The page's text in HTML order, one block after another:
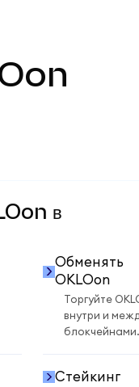
в
Обменять
OKLOon
Торгуйте
внутри и
блокчейнами.
Стейкинг